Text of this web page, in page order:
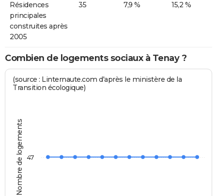
Résidences
principales
construites après
2005
35 7,9 % 15,2 %
Combien de logements sociaux à Tenay ?
Nombre de logements
(source : Linternaute.com d'après le ministère de la
Transition écologique)
47